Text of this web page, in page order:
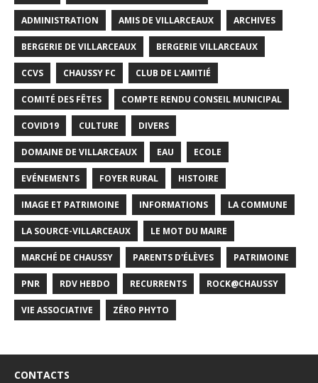
ADMINISTRATION AMIS DE VILLARCEAUX ARCHIVES
BERGERIE DE VILLARCEAUX BERGERIE VILLARCEAUX
CCVS CHAUSSY FC CLUB DE L'AMITIÉ
COMITÉ DES FÊTES COMPTE RENDU CONSEIL MUNICIPAL
COVID19 CULTURE DIVERS
DOMAINE DE VILLARCEAUX EAU ECOLE
EVÉNEMENTS FOYER RURAL HISTOIRE
IMAGE ET PATRIMOINE INFORMATIONS LA COMMUNE
LA SOURCE-VILLARCEAUX LE MOT DU MAIRE
MARCHÉ DE CHAUSSY PARENTS D'ÉLÈVES PATRIMOINE
PNR RDV HEBDO RECURRENTS ROCK@CHAUSSY
VIE ASSOCIATIVE ZÉRO PHYTO
CONTACTS